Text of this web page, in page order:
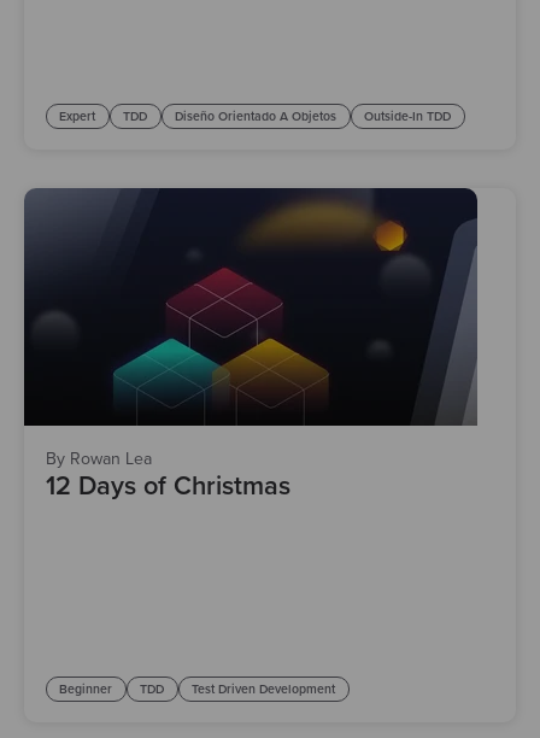
Expert TDD Diseño Orientado A Objetos Outside-In TDD
By Rowan Lea
12 Days of Christmas
Beginner TDD Test Driven Development